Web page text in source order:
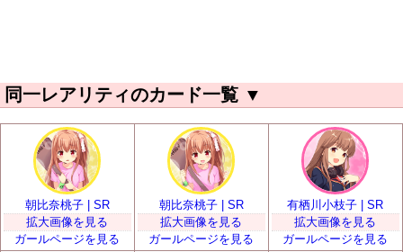
同一レアリティのカード一覧 ▼
朝比奈桃子 | SR
拡大画像を見る
ガールページを見る
朝比奈桃子 | SR
拡大画像を見る
ガールページを見る
有栖川小枝子 | SR
拡大画像を見る
ガールページを見る